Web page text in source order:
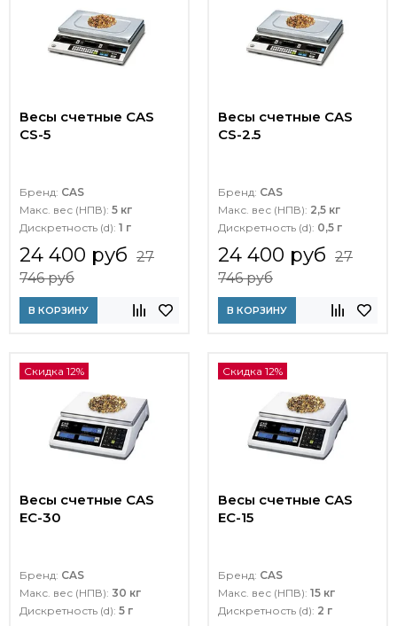
Весы счетные CAS
CS-5
Бренд: CAS
Макс. вес (НПВ): 5 кг
Дискретность (d): 1 г
24 400 руб 27
746 руб
В КОРЗИНУ
Весы счетные CAS
CS-2.5
Бренд: CAS
Макс. вес (НПВ): 2,5 кг
Дискретность (d): 0,5 г
24 400 руб 27
746 руб
В КОРЗИНУ
Скидка 12%
Весы счетные CAS
EC-30
Бренд: CAS
Макс. вес (НПВ): 30 кг
Дискретность (d): 5 г
Скидка 12%
Весы счетные CAS
EC-15
Бренд: CAS
Макс. вес (НПВ): 15 кг
Дискретность (d): 2 г